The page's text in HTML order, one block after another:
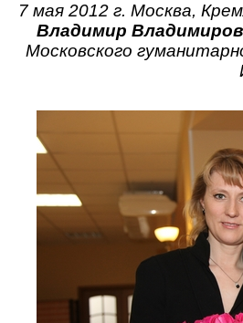
7 мая 2012 г. Москва,
Владимир
Московского